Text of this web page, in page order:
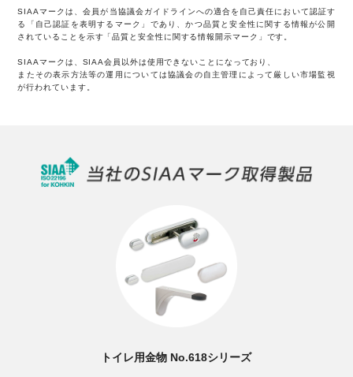
SIAAマークは、会員が当協議会ガイドラインへの適合を自己責任において認証す
る「自己認証を表明するマーク」であり、かつ品質と安全性に関する情報が公開
されていることを示す「品質と安全性に関する情報開示マーク」です。
SIAAマークは、SIAA会員以外は使用できないことになっており、
またその表示方法等の運用については協議会の自主管理によって厳しい市場監視
が行われています。
トイレ用金物 No.618シリーズ